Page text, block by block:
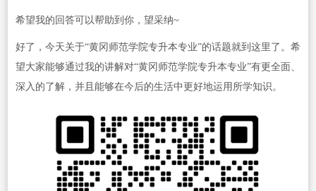
希望我的回答可以帮助到你，望采纳~
好了，今天关于“黄冈师范学院专升本专业”的话题就到这里了。希
望大家能够通过我的讲解对“黄冈师范学院专升本专业”有更全面、
深入的了解，并且能够在今后的生活中更好地运用所学知识。